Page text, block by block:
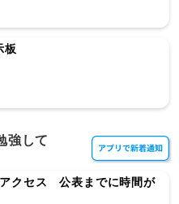
板
強して
クセス 公表までに時間が